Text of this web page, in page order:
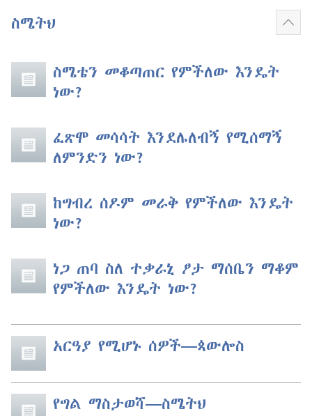
ስሜትህ
ስሜቴን መቆጣጠር የምችለው እንዴት
ነው?
ፈጽሞ መሳሳት እንደሌለብኝ የሚሰማኝ
ለምንድን ነው?
ከግብረ ሰዶም መራቅ የምችለው እንዴት
ነው?
ነጋ ጠባ ስለ ተቃራኒ ፆታ ማሰቤን ማቆም
የምችለው እንዴት ነው?
አርዓያ የሚሆኑ ሰዎች​—ጳውሎስ
የግል ማስታወሻ​—ስሜትህ